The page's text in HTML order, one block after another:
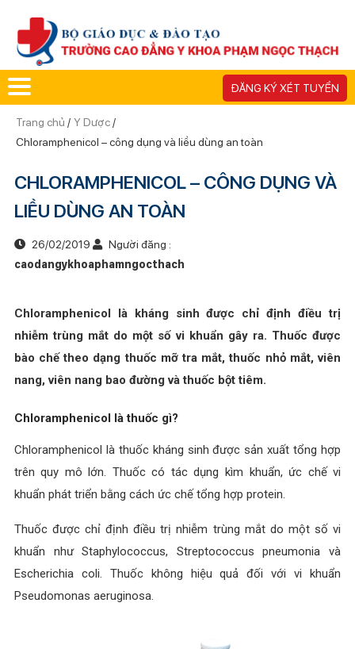
ĐĂNG KÝ XÉT TUYỂN
Trang chủ / Y Dược/
Chloramphenicol – công dụng và liều dùng an toàn
CHLORAMPHENICOL – CÔNG DỤNG VÀ
LIỀU DÙNG AN TOÀN
26/02/2019
Người đăng :
caodangykhoaphamngocthach
Chloramphenicol là kháng sinh được chỉ định điều trị
nhiễm trùng mắt do một số vi khuẩn gây ra. Thuốc được
bào chế theo dạng thuốc mỡ tra mắt, thuốc nhỏ mắt, viên
nang, viên nang bao đường và thuốc bột tiêm.
Chloramphenicol là thuốc gì?
Chloramphenicol là thuốc kháng sinh được sản xuất tổng hợp
trên quy mô lớn. Thuốc có tác dụng kìm khuẩn, ức chế vi
khuẩn phát triển bằng cách ức chế tổng hợp protein.
Thuốc được chỉ định điều trị nhiễm trùng mắt do một số vi
khuẩn như Staphylococcus, Streptococcus pneumonia và
Escherichia coli. Thuốc không hiệu quả đối với vi khuẩn
Pseudomonas aeruginosa.